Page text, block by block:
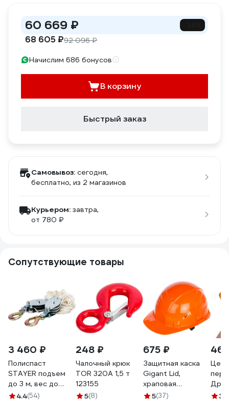
60 669 ₽
68 605 ₽92 096 ₽
Начислим 686 бонусов
В корзину
Быстрый заказ
Самовывоз: сегодня,
бесплатно, из 2 магазинов
Курьером: завтра,
от 780 ₽
Сопутствующие товары
3 460 ₽
Полиспаст
STAYER подъем
до 3 м, вес до
200 кг 50501
4.4(54)
248 ₽
Чалочный крюк
TOR 320А 1,5 т
123155
5(8)
675 ₽
Защитная каска
Gigant Lid,
храповая
регулировка,
5(37) 3.9